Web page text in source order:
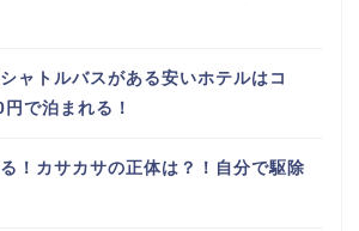
ャトルバスがある安いホテルはコ
で泊まれる！
！カサカサの正体は？！自分で駆除